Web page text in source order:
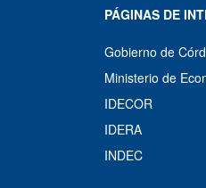
PÁGINAS DE
Gobierno de
Ministerio de
IDECOR
IDERA
INDEC